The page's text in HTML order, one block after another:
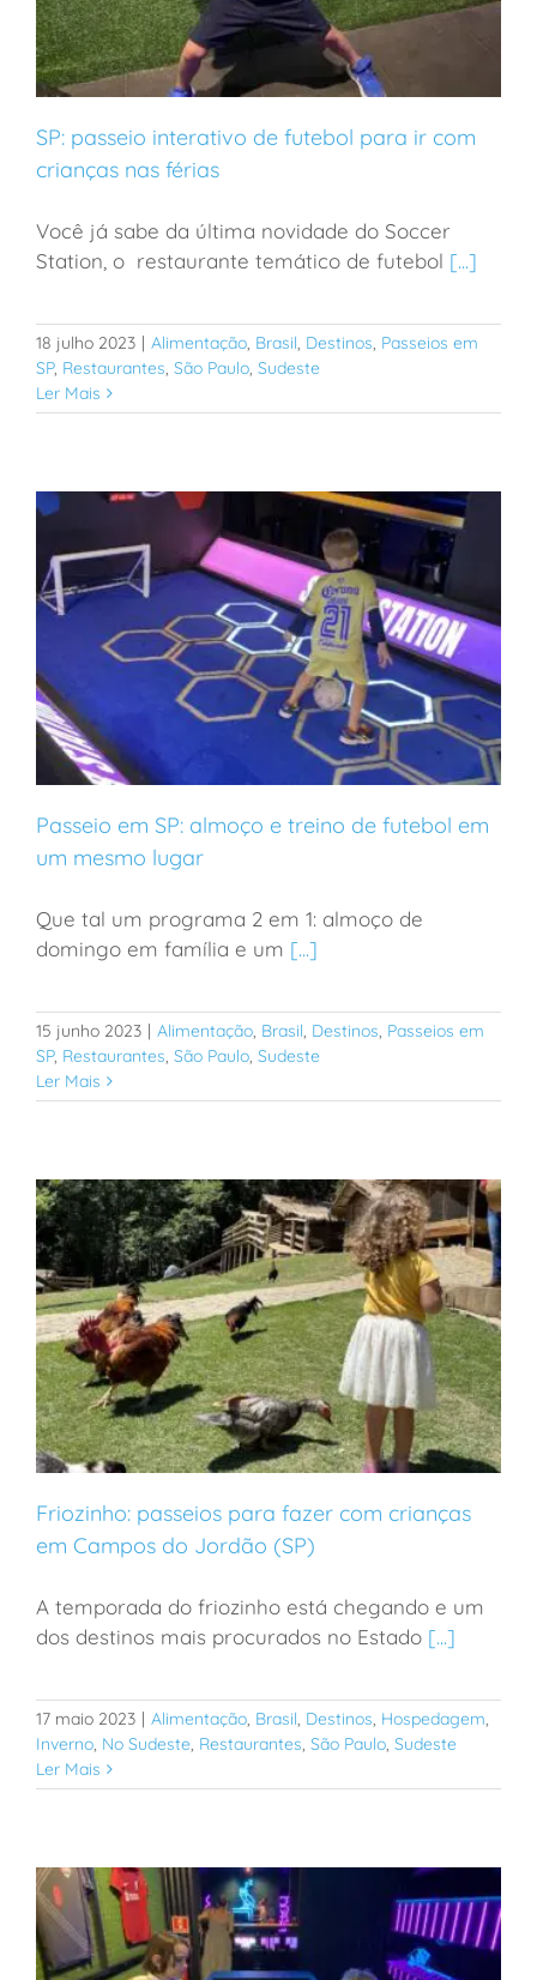
SP: passeio interativo de futebol para ir com crianças
nas férias
SP: passeio interativo de futebol para ir com
crianças nas férias
Você já sabe da última novidade do Soccer
Station, o restaurante temático de futebol [...]
18 julho 2023 | Alimentação, Brasil, Destinos, Passeios em
SP, Restaurantes, São Paulo, Sudeste
Ler Mais
Passeio em SP: almoço e treino de futebol em um
mesmo lugar
Passeio em SP: almoço e treino de futebol em
um mesmo lugar
Que tal um programa 2 em 1: almoço de
domingo em família e um [...]
15 junho 2023 | Alimentação, Brasil, Destinos, Passeios em
SP, Restaurantes, São Paulo, Sudeste
Ler Mais
Friozinho: passeios para fazer com crianças em
Campos do Jordão (SP)
Friozinho: passeios para fazer com crianças
em Campos do Jordão (SP)
A temporada do friozinho está chegando e um
dos destinos mais procurados no Estado [...]
17 maio 2023 | Alimentação, Brasil, Destinos, Hospedagem,
Inverno, No Sudeste, Restaurantes, São Paulo, Sudeste
Ler Mais